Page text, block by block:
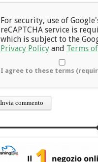
For security, use of
reCAPTCHA service is
which is subject to the
Privacy Policyand Terms
I agree to these terms